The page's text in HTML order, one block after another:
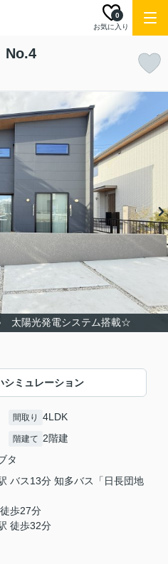
お気に入り
0
No.4
太陽光発電システム搭載☆
シミュレーション
間取り 4LDK
階建て 2階建
タ
バス13分 知多バス「日長団地
徒歩27分
徒歩32分